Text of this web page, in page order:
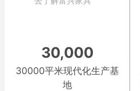
30,000
30000平米现代化生产基
地